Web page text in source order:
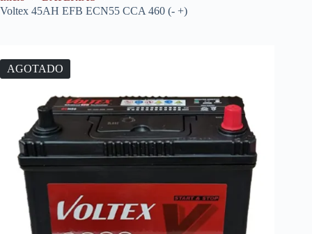
Voltex 45AH EFB ECN55 CCA 460 (- +)
AGOTADO